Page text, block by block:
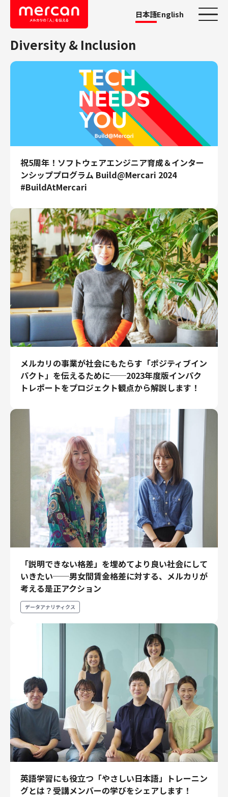
日本語English
カテゴリーから探す
鹿島アントラーズ
メルペイ
メルコイン
メルカリShops
メルカリR4Dラボ
職種
エンジニアリング
エンジニアリング
コーポレートエンジニアリング
セキュリティエンジニアリング
プロダクト・ビジネス
経営・事業企画
事業開発
カスタマーサービス
営業
マーケティング・PR
プロダクトマネジメント
プロダクトデザイン
クリエイティブ
コーポレート
財務・経理
内部監査・リスク
法務
人事
セキュリティ・プライバシー
募集中の求人一覧
Diversity & Inclusion
祝5周年！ソフトウェアエンジニア育成＆インター
ンシッププログラム Build@Mercari 2024
#BuildAtMercari
メルカリの事業が社会にもたらす「ポジティブイン
パクト」を伝えるために──2023年度版インパク
トレポートをプロジェクト観点から解説します！
「説明できない格差」を埋めてより良い社会にして
いきたい──男女間賃金格差に対する、メルカリが
考える是正アクション
データアナリティクス
英語学習にも役立つ「やさしい日本語」トレーニン
グとは？受講メンバーの学びをシェアします！